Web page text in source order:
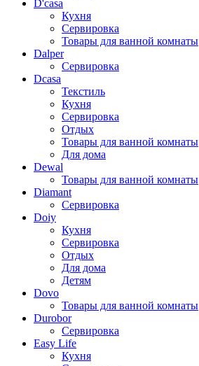
D'casa
Кухня
Сервировка
Товары для ванной комнаты
Dalper
Сервировка
Dcasa
Текстиль
Кухня
Сервировка
Отдых
Товары для ванной комнаты
Для дома
Dewal
Товары для ванной комнаты
Diamant
Сервировка
Doiy
Кухня
Сервировка
Отдых
Для дома
Детям
Dovo
Товары для ванной комнаты
Durobor
Сервировка
Easy Life
Кухня